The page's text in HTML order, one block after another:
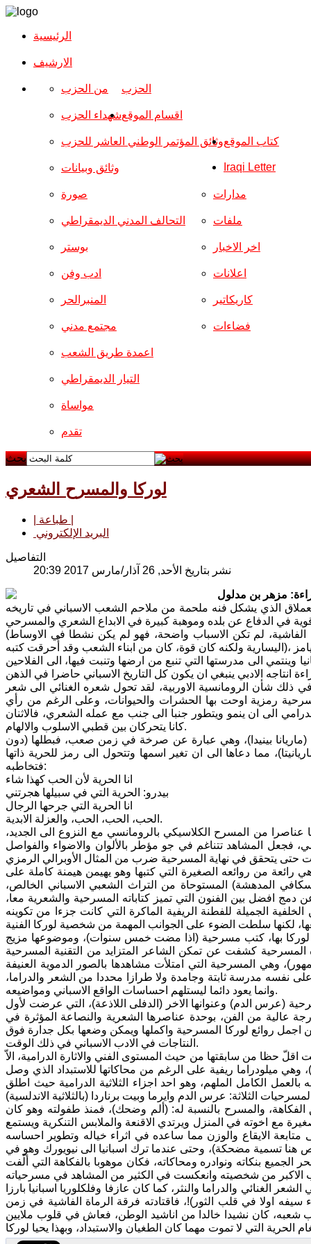
الرئيسية
الارشیف
الحزب من الحزب
شهداء الحزب
وثائق المؤتمر الوطني العاشر للحزب
وثائق وبيانات
اقسام الموقع
صورة
التحالف المدني الديمقراطي
بوستر
ادب وفن
المنبرالحر
مجتمع مدني
مدارات
ملفات
اخر الاخبار
اعلانات
كاريكاتير
فضاءات
اعمدة طريق الشعب
التيار الديمقراطي
مواساة
تقدم
كتاب الموقع
Iraqi Letter
بحث
لوركا والمسرح الشعري
البريد الإلكتروني
التفاصيل
نشر بتاريخ الأحد, 26 آذار/مارس 2017 20:39
مزهر بن مدلول
الذي يشكل فنه ملحمة من ملاحم الشعب الاسباني في تاريخه
(في عام 1936 سُحل فيدريكو كارثيا لوركا في شوارع غرناطة ليواجه فرقة الرماة الفاشية، لم تكن الاسباب واضحة، فهو لم يكن نشطا في الاوساط
وينتمي الى مدرستها التي تنبع من ارضها وتنبت فيها، الى الفلاحين
شأن الرومانسية الاوربية، لقد تحول شعره الغنائي الى شعر
رمزية اوحت بها الحشرات والحيوانات، وعلى الرغم من رأي
الى ان ينمو ويتطور جنبا الى جنب مع عمله الشعري، فالاثنان
كانا يتحركان بين قطبي الاسلوب والالهام.
لوركا عمله الدرامي الثاني (ماريانا بينيدا)، وهي عبارة عن صرخة في زمن صعب، فبطلها (دون
مما دعاها الى ان تغير اسمها وتتحول الى رمز للحرية ذاتها
فتخاطبه:
انا الحرية لأن الحب كهذا شاء
بيدرو: الحرية التي في سبيلها هجرتني
انا الحرية التي جرحها الرجال
الحب، الحب، الحب، والعزلة الابدية.
عناصرا من المسرح الكلاسيكي بالرومانسي مع النزوع الى الجديد،
فجعل المشاهد تتناغم في جو مؤطر بالألوان والاضواء والفواصل
رائعة من روائعه الصغيرة التي كتبها وهو يهيمن هيمنة كاملة على
المدهشة) المستوحاة من التراث الشعبي الاسباني الخالص،
افضل بين الفنون التي تميز كتاباته المسرحية والشعرية معا،
الجميلة للفطنة الريفية الماكرة التي كانت جزءا من تكوينه
لوركا بها، كتب مسرحية (اذا مضت خمس سنوات)، وموضوعها مزيج
كشفت عن تمكن الشاعر المتزايد من التقنية المسرحية
وهي المسرحية التي امتلأت مشاهدها بالصور الدموية العنيفة
نفسه مدرسة ثابتة وجامدة ولا طرازا محددا من الشعر والدراما،
وانما يعود دائما ليستلهم احساسات الواقع الاسباني ومواضيعه.
(عرس الدم) وعنوانها الاخر (الدفلى اللاذعة)، التي عرضت لأول
درجة عالية من الفن، بوحدة عناصرها الشعرية والنصاعة المؤثرة في
اجمل روائع لوركا المسرحية واكملها ويمكن وضعها بكل جدارة فوق
النتاجات في الادب الاسباني في ذلك الوقت.
حظا من سابقتها من حيث المستوى الفني والاثارة الدرامية، الاّ
وهي ميلودراما ريفية على الرغم من محاكاتها للاستبداد الذي وصل
الكامل الملهم، وهو احد اجزاء الثلاثية الدرامية حيث اطلق
والمسرح بالنسبة له: (ألم وضحك)، فمنذ طفولته وهو كان
مع اخوته في المنزل ويرتدي الاقنعة والملابس التنكرية ويستمع
الايقاع والوزن مما ساعده في اثراء خياله وتطوير احساسه
تسمية مضحكة)، وحتى عندما ترك اسبانيا الى نيويورك وهو في
بنكاته ونوادره ومحاكاته، فكان موهوبا بالفكاهة التي ألّفت
البارزة في الشعر الغنائي والدراما والنثر، كما كان عازفا وفلكلوريا اسبانيا بارزا
اولا في قلب الثور)!، فاقتادته فرقة الرماة الفاشية في زمن
شعبه، كان نشيدا خالدا من اناشيد الوطن، فعاش في قلوب ملايين